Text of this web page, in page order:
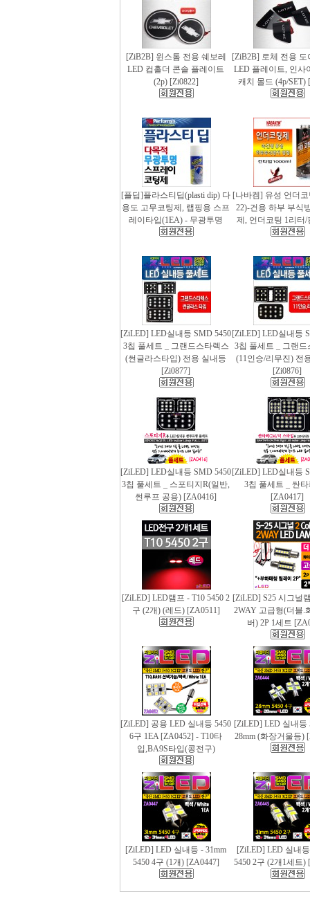
[ZiB2B] 윈스톰 전용 쉐보레
LED 컵홀더 콘솔 플레이트
(2p) [Zi0822]
[ZiB2B] 로체 전용 도
LED 플레이트, 인사
캐치 몰드 (4p/SET)
[플딥]플라스티딥(plasti dip) 다
용도 고무코팅제, 랩핑용 스프
레이타입(1EA) - 무광투명
[나바켐] 유성 언더
22)-건용 하부 부식
제, 언더코팅 1리터/
[ZiLED] LED실내등 SMD 5450
3칩 풀세트 _ 그랜드스타렉스
(썬글라스타입) 전용 실내등
[Zi0877]
[ZiLED] LED실내등
3칩 풀세트 _ 그랜드
(11인승/리무진) 전
[Zi0876]
[ZiLED] LED실내등 SMD 5450
3칩 풀세트 _ 스포티지R(일반,
썬루프 공용) [ZA0416]
[ZiLED] LED실내등
3칩 풀세트 _ 싼
[ZA0417]
[ZiLED] LED램프 - T10 5450 2
구 (2개) (레드) [ZA0511]
[ZiLED] S25 시그널
2WAY 고급형(더블.
버) 2P 1세트
[ZiLED] 공용 LED 실내등 5450
6구 1EA [ZA0452] - T10타
입,BA9S타입(콩전구)
[ZiLED] LED 실내등
28mm (화장거울등)
[ZiLED] LED 실내등 - 31mm
5450 4구 (1개) [ZA0447]
[ZiLED] LED 실내
5450 2구 (2개1세트)